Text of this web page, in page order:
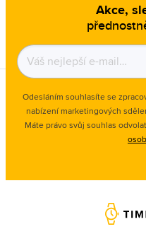
Akce,
Odesláním souhlasíte se
nabízení marketingových
Máte právo svůj souhlas